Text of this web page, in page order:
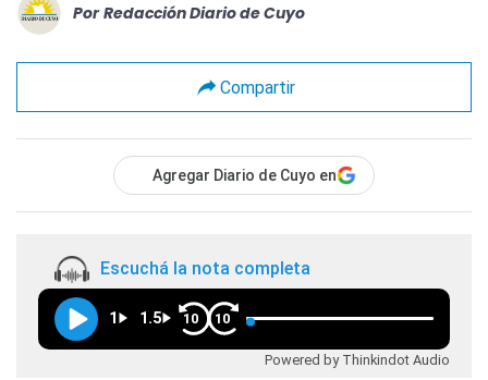
Por Redacción Diario de Cuyo
Compartir
Agregar Diario de Cuyo en
Escuchá la nota completa
1 1.5 10 10
Powered by Thinkindot Audio